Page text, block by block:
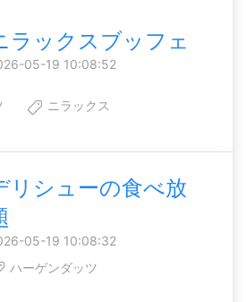
ラックスブッフェ
05-19 10:08:52
ニラックス
リシューの食べ放
05-19 10:08:32
ハーゲンダッツ